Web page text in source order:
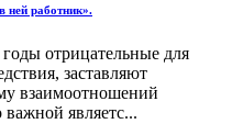
ней работник».
отрицательные для
заставляют
взаимоотношений
являетс...